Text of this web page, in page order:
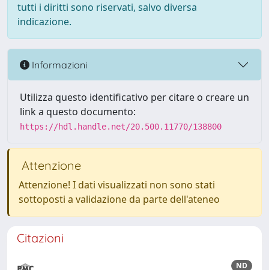
tutti i diritti sono riservati, salvo diversa
indicazione.
Informazioni
Utilizza questo identificativo per citare o creare un
link a questo documento:
https://hdl.handle.net/20.500.11770/138800
Attenzione
Attenzione! I dati visualizzati non sono stati
sottoposti a validazione da parte dell'ateneo
Citazioni
ND